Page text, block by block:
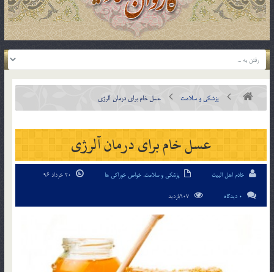
پزشکی و سلامت عسل خام برای درمان آلرژی
عسل خام برای درمان آلرژی
خادم اهل البیت پزشکی و سلامت, خواص خوراکی ها
0 دیدگاه